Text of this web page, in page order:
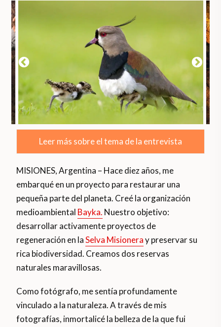
Leer más sobre el tema de la entrevista
MISIONES, Argentina – Hace diez años, me
embarqué en un proyecto para restaurar una
pequeña parte del planeta. Creé la organización
medioambiental Bayka. Nuestro objetivo:
desarrollar activamente proyectos de
regeneración en laSelva Misioneray preservar su
rica biodiversidad. Creamos dos reservas
naturales maravillosas.
Como fotógrafo, me sentía profundamente
vinculado a la naturaleza. A través de mis
fotografías, inmortalicé la belleza de la que fui